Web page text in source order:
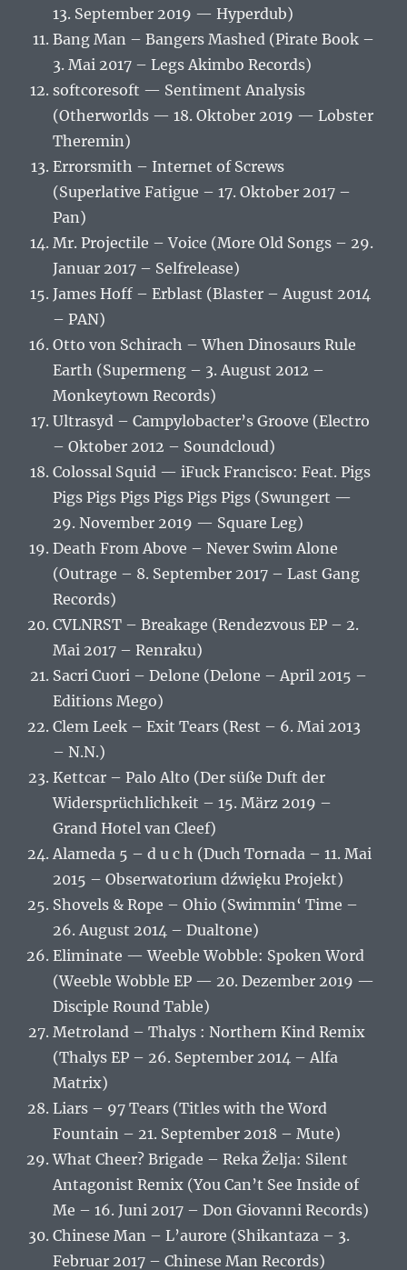
13. September 2019 — Hyperdub)
Bang Man – Bangers Mashed (Pirate Book –
3. Mai 2017 – Legs Akimbo Records)
softcoresoft — Sentiment Analysis
(Otherworlds — 18. Oktober 2019 — Lobster
Theremin)
Errorsmith – Internet of Screws
(Superlative Fatigue – 17. Oktober 2017 –
Pan)
Mr. Projectile – Voice (More Old Songs – 29.
Januar 2017 – Selfrelease)
James Hoff – Erblast (Blaster – August 2014
– PAN)
Otto von Schirach – When Dinosaurs Rule
Earth (Supermeng – 3. August 2012 –
Monkeytown Records)
Ultrasyd – Campylobacter’s Groove (Electro
– Oktober 2012 – Soundcloud)
Colossal Squid — iFuck Francisco: Feat. Pigs
Pigs Pigs Pigs Pigs Pigs Pigs (Swungert —
29. November 2019 — Square Leg)
Death From Above – Never Swim Alone
(Outrage – 8. September 2017 – Last Gang
Records)
CVLNRST – Breakage (Rendezvous EP – 2.
Mai 2017 – Renraku)
Sacri Cuori – Delone (Delone – April 2015 –
Editions Mego)
Clem Leek – Exit Tears (Rest – 6. Mai 2013
– N.N.)
Kettcar – Palo Alto (Der süße Duft der
Widersprüchlichkeit – 15. März 2019 –
Grand Hotel van Cleef)
Alameda 5 – d u c h (Duch Tornada – 11. Mai
2015 – Obserwatorium dźwięku Projekt)
Shovels & Rope – Ohio (Swimmin‘ Time –
26. August 2014 – Dualtone)
Eliminate — Weeble Wobble: Spoken Word
(Weeble Wobble EP — 20. Dezember 2019 —
Disciple Round Table)
Metroland – Thalys : Northern Kind Remix
(Thalys EP – 26. September 2014 – Alfa
Matrix)
Liars – 97 Tears (Titles with the Word
Fountain – 21. September 2018 – Mute)
What Cheer? Brigade – Reka Želja: Silent
Antagonist Remix (You Can’t See Inside of
Me – 16. Juni 2017 – Don Giovanni Records)
Chinese Man – L’aurore (Shikantaza – 3.
Februar 2017 – Chinese Man Records)